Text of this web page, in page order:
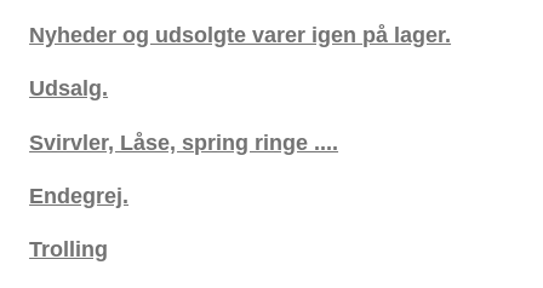
Nyheder og udsolgte varer igen på lager.
Udsalg.
Svirvler, Låse, spring ringe ....
Endegrej.
Trolling